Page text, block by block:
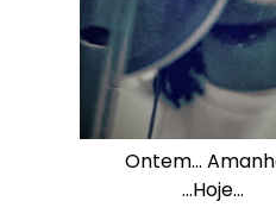
Ontem…
…Hoje…